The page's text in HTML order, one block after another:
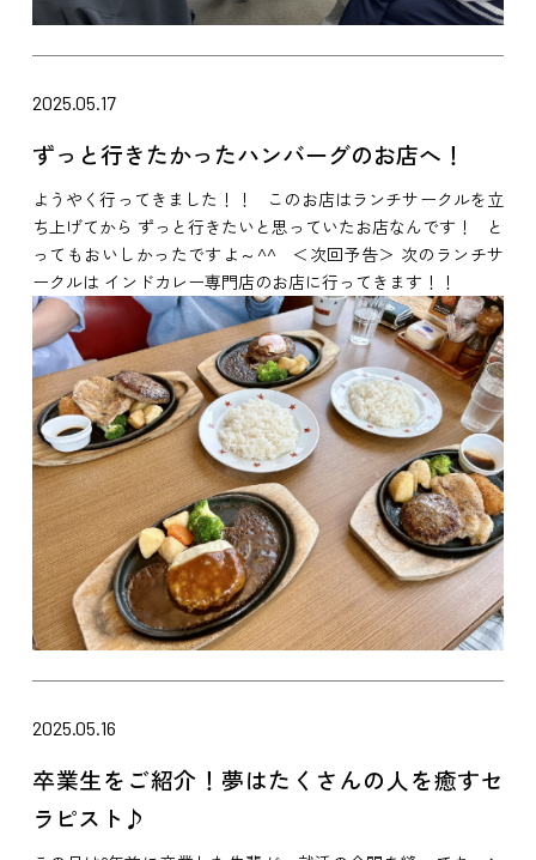
2025.05.17
ずっと行きたかったハンバーグのお店へ！
ようやく行ってきました！！ このお店はランチサークルを立
ち上げてから ずっと行きたいと思っていたお店なんです！ と
ってもおいしかったですよ～^^ ＜次回予告＞ 次のランチサ
ークルは インドカレー専門店のお店に行ってきます！！
2025.05.16
卒業生をご紹介！夢はたくさんの人を癒すセ
ラピスト♪